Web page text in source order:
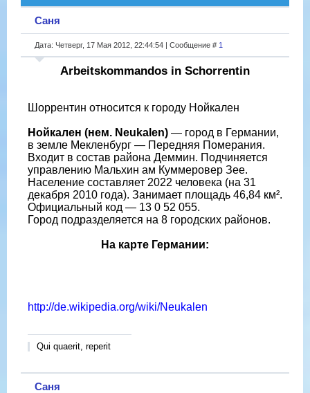
Саня
Дата: Четверг, 17 Мая 2012, 22:44:54 | Сообщение # 1
Arbeitskommandos in Schorrentin
Шоррентин относится к городу Нойкален
Нойкален (нем. Neukalen) — город в Германии,
в земле Мекленбург — Передняя Померания.
Входит в состав района Деммин. Подчиняется
управлению Мальхин ам Куммеровер Зее.
Население составляет 2022 человека (на 31
декабря 2010 года). Занимает площадь 46,84 км².
Официальный код — 13 0 52 055.
Город подразделяется на 8 городских районов.
На карте Германии:
http://de.wikipedia.org/wiki/Neukalen
Qui quaerit, reperit
Саня